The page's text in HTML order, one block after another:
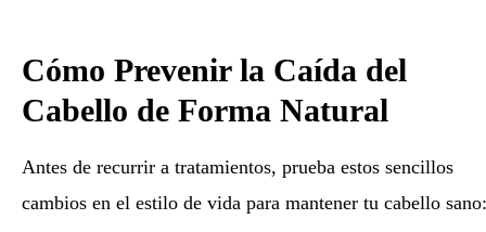
Cómo Prevenir la Caída del
Cabello de Forma Natural
Antes de recurrir a tratamientos, prueba estos sencillos
cambios en el estilo de vida para mantener tu cabello sano: